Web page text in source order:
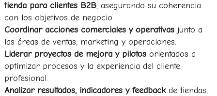
tienda para clientes B2B, asegurando su coherencia
con los objetivos de negocio.
Coordinar acciones comerciales y operativas junto a
las áreas de ventas, marketing y operaciones.
Liderar proyectos de mejora y pilotos orientados a
optimizar procesos y la experiencia del cliente
profesional.
Analizar resultados, indicadores y feedback de tiendas,